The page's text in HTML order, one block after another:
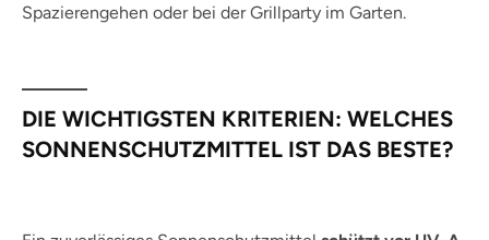
Spazierengehen oder bei der Grillparty im Garten.
DIE WICHTIGSTEN KRITERIEN: WELCHES
SONNENSCHUTZMITTEL IST DAS BESTE?